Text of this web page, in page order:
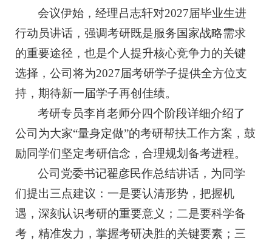
会议伊始，经理吕志轩对2027届毕业生进
行动员讲话，强调考研既是服务国家战略需求
的重要途径，也是个人提升核心竞争力的关键
选择，公司将为2027届考研学子提供全方位支
持，期待新一届学子再创佳绩。
考研专员李肖老师分四个阶段详细介绍了
公司为大家“量身定做”的考研帮扶工作方案，鼓
励同学们坚定考研信念，合理规划备考进程。
公司党委书记翟彦民作总结讲话，为同学
们提出三点建议：一是要认清形势，把握机
遇，深刻认识考研的重要意义；二是要科学备
考，精准发力，掌握考研决胜的关键要素；三